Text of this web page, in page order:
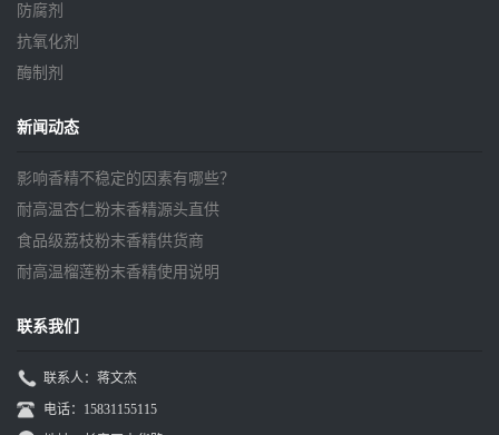
防腐剂
抗氧化剂
酶制剂
新闻动态
影响香精不稳定的因素有哪些？
耐高温杏仁粉末香精源头直供
食品级荔枝粉末香精供货商
耐高温榴莲粉末香精使用说明
联系我们
联系人：蒋文杰
电话：15831155115